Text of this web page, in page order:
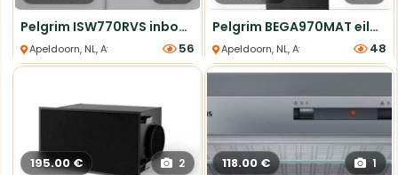
Pelgrim ISW770RVS inbouw afzuigkap70cm nieuw
Apeldoorn, NL, Afzuigkappen 56
Pelgrim BEGA970MAT eilandschouwkap 90cm nieuw
Apeldoorn, NL, Afzuigkappen 48
195.00 € 2 118.00 € 1